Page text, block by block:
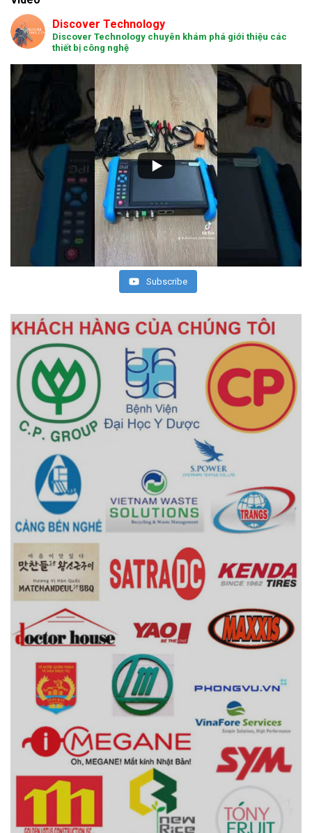
Discover Technology
Discover Technology chuyên khám phá giới thiệu các
thiết bị công nghệ
Subscribe